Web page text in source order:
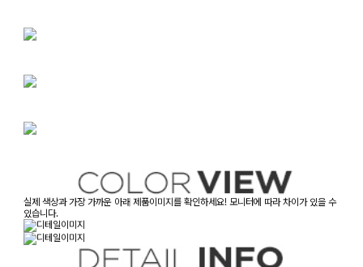
실제 색상과 가장 가까운 아래 제품이미지를 확인하세요! 모니터에 따라 차이가 있을 수
있습니다.